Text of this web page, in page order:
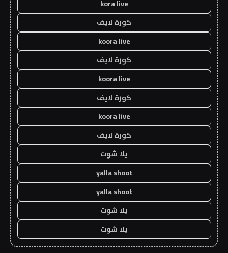
kora live
كورة لايف
koora live
كورة لايف
koora live
كورة لايف
koora live
كورة لايف
يلا شوت
yalla shoot
yalla shoot
يلا شوت
يلا شوت